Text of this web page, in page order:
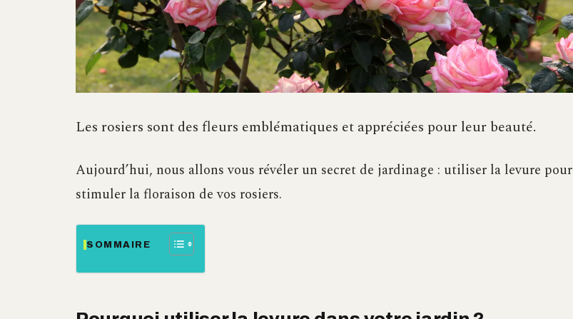
Les rosiers sont des fleurs emblématiques et appréciées pour leur beauté.
Aujourd’hui, nous allons vous révéler un secret de jardinage : utiliser la levure pour
stimuler la floraison de vos rosiers.
SOMMAIRE